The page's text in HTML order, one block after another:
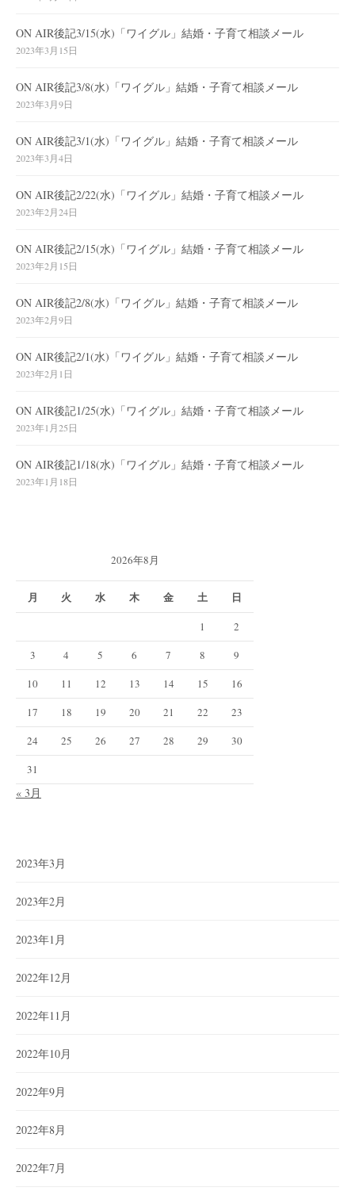
ON AIR後記3/15(水)「ワイグル」結婚・子育て相談メール
2023年3月15日
ON AIR後記3/8(水)「ワイグル」結婚・子育て相談メール
2023年3月9日
ON AIR後記3/1(水)「ワイグル」結婚・子育て相談メール
2023年3月4日
ON AIR後記2/22(水)「ワイグル」結婚・子育て相談メール
2023年2月24日
ON AIR後記2/15(水)「ワイグル」結婚・子育て相談メール
2023年2月15日
ON AIR後記2/8(水)「ワイグル」結婚・子育て相談メール
2023年2月9日
ON AIR後記2/1(水)「ワイグル」結婚・子育て相談メール
2023年2月1日
ON AIR後記1/25(水)「ワイグル」結婚・子育て相談メール
2023年1月25日
ON AIR後記1/18(水)「ワイグル」結婚・子育て相談メール
2023年1月18日
2026年8月
月 火 水 木 金 土 日
1
2
3
4 5 6 7 8
9
10
11 12 13 14 15
16
17
18 19 20 21 22
23
24
25 26 27 28 29
30
31
« 3月
2023年3月
2023年2月
2023年1月
2022年12月
2022年11月
2022年10月
2022年9月
2022年8月
2022年7月